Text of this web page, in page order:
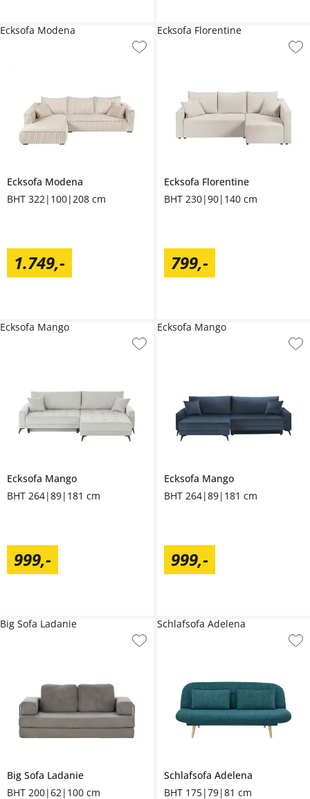
Ecksofa Modena
BHT 322|100|208 cm
1.749,-
Ecksofa Modena
Ecksofa Florentine
BHT 230|90|140 cm
799,-
Ecksofa Florentine
Ecksofa Mango
BHT 264|89|181 cm
999,-
Ecksofa Mango
Ecksofa Mango
BHT 264|89|181 cm
999,-
Ecksofa Mango
Big Sofa Ladanie
BHT 200|62|100 cm
Big Sofa Ladanie
Schlafsofa Adelena
BHT 175|79|81 cm
Schlafsofa Adelena